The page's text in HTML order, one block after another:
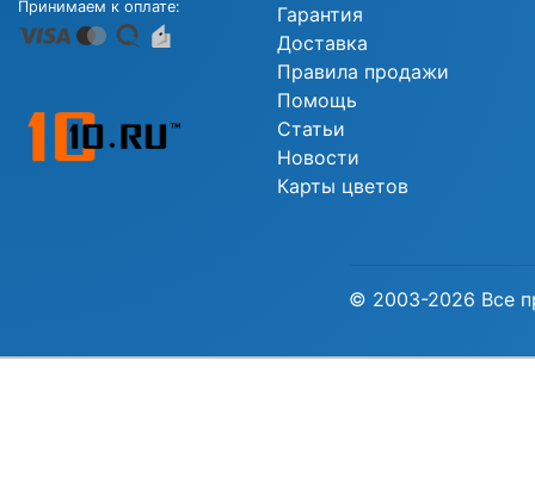
Принимаем к оплате:
Гарантия
Доставка
Правила продажи
Помощь
Статьи
Новости
Карты цветов
© 2003-2026 Все